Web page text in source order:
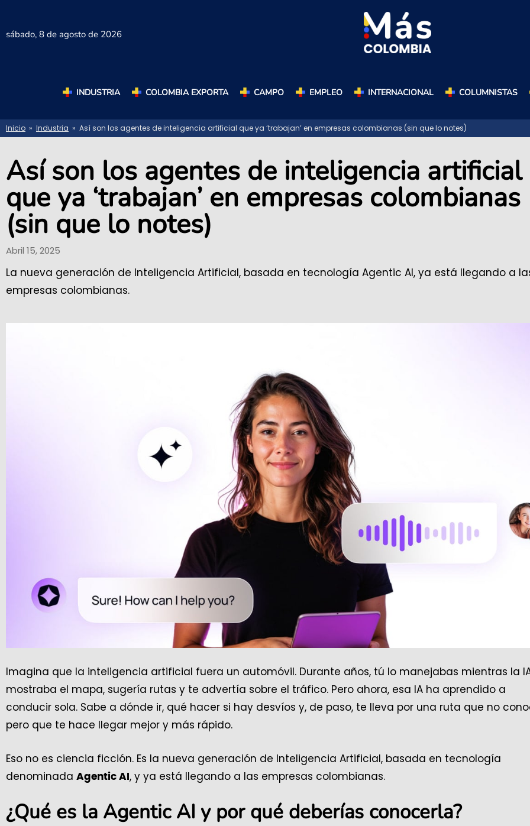
sábado, 8 de agosto de 2026
INDUSTRIA COLOMBIA EXPORTA CAMPO EMPLEO INTERNACIONAL COLUMNISTAS
Inicio » Industria » Así son los agentes de inteligencia artificial que ya ‘trabajan’ en empresas colombianas (sin que lo notes)
Así son los agentes de inteligencia artificial
que ya ‘trabajan’ en empresas colombianas
(sin que lo notes)
Abril 15, 2025
La nueva generación de Inteligencia Artificial, basada en tecnología Agentic AI, ya está llegando a
empresas colombianas.
Imagina que la inteligencia artificial fuera un automóvil. Durante años, tú lo manejabas mientras la
mostraba el mapa, sugería rutas y te advertía sobre el tráfico. Pero ahora, esa IA ha aprendido a
conducir sola. Sabe a dónde ir, qué hacer si hay desvíos y, de paso, te lleva por una ruta que no
pero que te hace llegar mejor y más rápido.
Eso no es ciencia ficción. Es la nueva generación de Inteligencia Artificial, basada en tecnología
denominada Agentic AI , y ya está llegando a las empresas colombianas.
¿Qué es la Agentic AI y por qué deberías conocerla?